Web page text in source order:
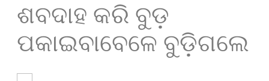
ଶବଦାହ କରି ବୁଡ଼
ପକାଇବାବେଳେ ବୁଡ଼ିଗଲେ